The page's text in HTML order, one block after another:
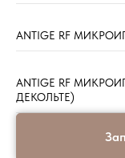
ANTIGE RF
ANTIGE RF
ДЕКОЛЬТЕ)